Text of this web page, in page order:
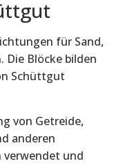
für Sand,
Die Blöcke bilden
Schüttgut
von Getreide,
anderen
und